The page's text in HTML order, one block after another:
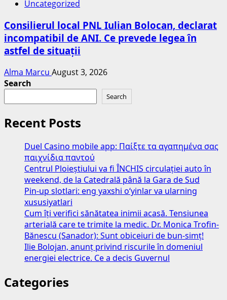
Uncategorized
Consilierul local PNL Iulian Bolocan, declarat
incompatibil de ANI. Ce prevede legea în
astfel de situații
Alma Marcu August 3, 2026
Search
Search
Recent Posts
Duel Casino mobile app: Παίξτε τα αγαπημένα σας
παιχνίδια παντού
Centrul Ploieștiului va fi ÎNCHIS circulației auto în
weekend, de la Catedrală până la Gara de Sud
Pin-up slotlari: eng yaxshi o‘yinlar va ularning
xususiyatlari
Cum îți verifici sănătatea inimii acasă. Tensiunea
arterială care te trimite la medic. Dr. Monica Trofin-
Bănescu (Sanador): Sunt obiceiuri de bun-simț!
Ilie Bolojan, anunț privind riscurile în domeniul
energiei electrice. Ce a decis Guvernul
Categories